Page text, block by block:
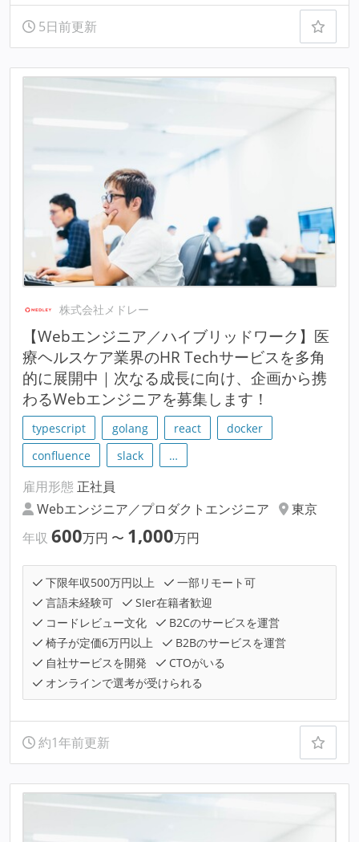
5日前更新
株式会社メドレー
【Webエンジニア／ハイブリッドワーク】医
療ヘルスケア業界のHR Techサービスを多角
的に展開中｜次なる成長に向け、企画から携
わるWebエンジニアを募集します！
typescript golang react
docker
confluence
slack …
雇用形態 正社員
Webエンジニア／プロダクトエンジニア
東京
年収 600万円 〜 1,000万円
下限年収500万円以上
一部リモート可
言語未経験可
SIer在籍者歓迎
コードレビュー文化
B2Cのサービスを運営
椅子が定価6万円以上
B2Bのサービスを運営
自社サービスを開発
CTOがいる
オンラインで選考が受けられる
約1年前更新